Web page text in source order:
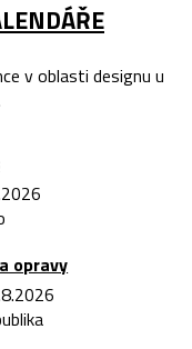
v oblasti designu u
opravy